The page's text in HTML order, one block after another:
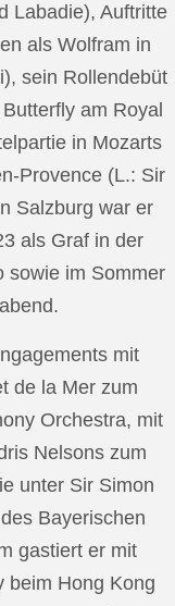
Labadie), Auftritte
als Wolfram in
sein Rollendebüt
am Royal
in Mozarts
Provence (L.: Sir
Salzburg war er
als Graf in der
sowie im Sommer
mit
de la Mer zum
Orchestra, mit
Nelsons zum
unter Sir Simon
Bayerischen
gastiert er mit
beim Hong Kong